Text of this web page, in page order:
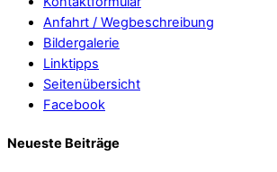
Anfahrt / Wegbeschreibung
Bildergalerie
Linktipps
Seitenübersicht
Facebook
Neueste Beiträge